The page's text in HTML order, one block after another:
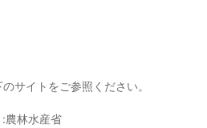
サイトをご参照ください。
農林水産省